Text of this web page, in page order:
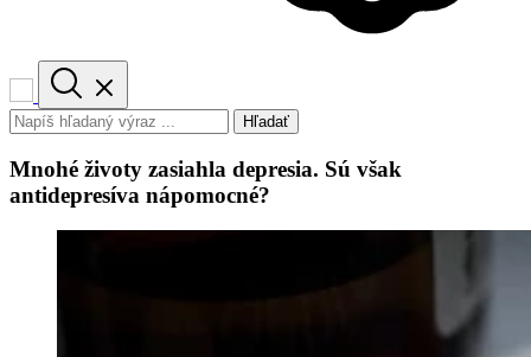
Hľadať
Mnohé životy zasiahla depresia. Sú však
antidepresíva nápomocné?